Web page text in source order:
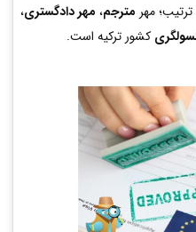
مهر مترجم، مهر دادگستری،
کشور ترکیه است.